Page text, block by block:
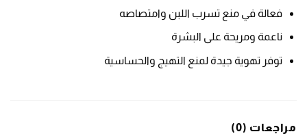
فعالة في منع تسرب اللبن وامتصاصه
ناعمة ومريحة على البشرة
توفر تهوية جيدة لمنع التهيج والحساسية
مراجعات (0)